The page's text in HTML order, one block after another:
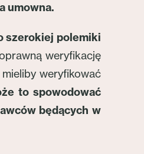
umowna.
szerokiej polemiki
weryfikację
weryfikować
to spowodować
będących w